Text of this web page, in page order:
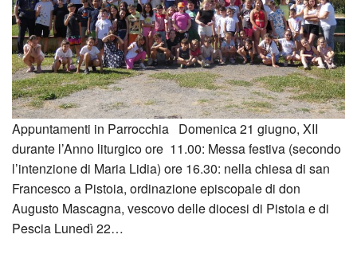
Appuntamenti in Parrocchia Domenica 21 giugno, XII
durante l’Anno liturgico ore 11.00: Messa festiva (secondo
l’intenzione di Maria Lidia) ore 16.30: nella chiesa di san
Francesco a Pistoia, ordinazione episcopale di don
Augusto Mascagna, vescovo delle diocesi di Pistoia e di
Pescia Lunedì 22…